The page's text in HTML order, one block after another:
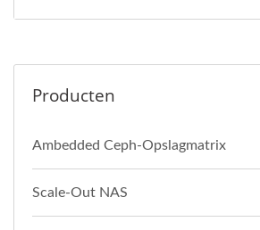
Producten
Ambedded Ceph-Opslagmatrix
Scale-Out NAS